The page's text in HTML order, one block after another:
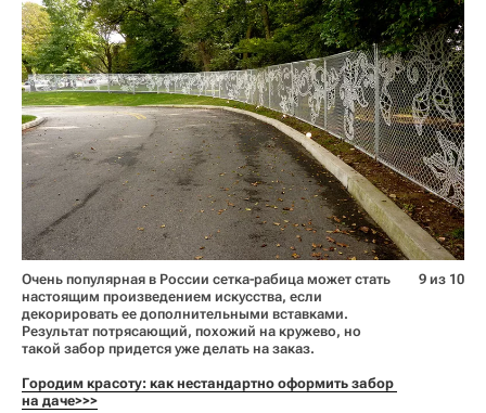
Очень популярная в России сетка-рабица может стать
настоящим произведением искусства, если
декорировать ее дополнительными вставками.
Результат потрясающий, похожий на кружево, но
такой забор придется уже делать на заказ.
Городим красоту: как нестандартно оформить забор
на даче>>>
9 из 10